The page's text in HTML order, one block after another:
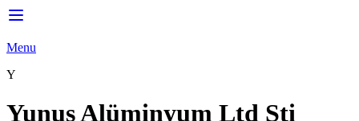
Menu
Y
Yunus Alüminyum Ltd Şti